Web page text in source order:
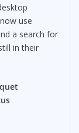
use
a search for
in their